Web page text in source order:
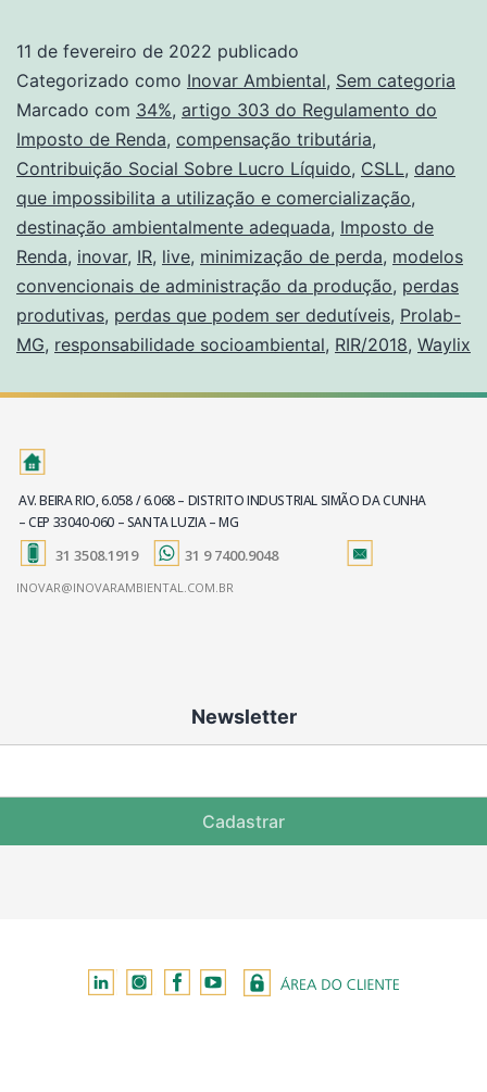
11 de fevereiro de 2022 publicado
Categorizado como Inovar Ambiental, Sem categoria
Marcado com 34%, artigo 303 do Regulamento do
Imposto de Renda, compensação tributária,
Contribuição Social Sobre Lucro Líquido, CSLL, dano
que impossibilita a utilização e comercialização,
destinação ambientalmente adequada, Imposto de
Renda, inovar, IR, live, minimização de perda, modelos
convencionais de administração da produção, perdas
produtivas, perdas que podem ser dedutíveis, Prolab-
MG, responsabilidade socioambiental, RIR/2018, Waylix
AV. BEIRA RIO, 6.058 / 6.068 – DISTRITO INDUSTRIAL SIMÃO DA CUNHA
– CEP 33040-060 – SANTA LUZIA – MG
31 3508.1919 31 9 7400.9048
INOVAR@INOVARAMBIENTAL.COM.BR
Newsletter
Cadastrar